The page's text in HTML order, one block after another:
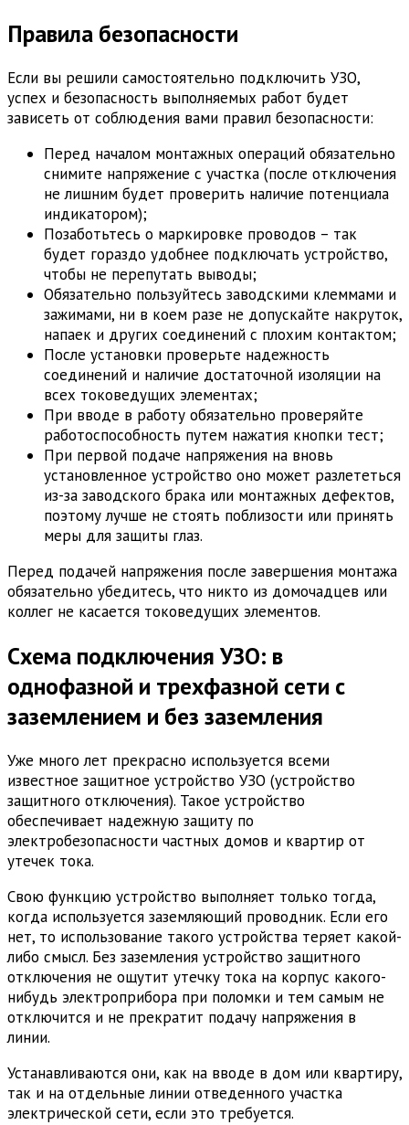
Правила безопасности
Если вы решили самостоятельно подключить УЗО,
успех и безопасность выполняемых работ будет
зависеть от соблюдения вами правил безопасности:
Перед началом монтажных операций обязательно
снимите напряжение с участка (после отключения
не лишним будет проверить наличие потенциала
индикатором);
Позаботьтесь о маркировке проводов – так
будет гораздо удобнее подключать устройство,
чтобы не перепутать выводы;
Обязательно пользуйтесь заводскими клеммами и
зажимами, ни в коем разе не допускайте накруток,
напаек и других соединений с плохим контактом;
После установки проверьте надежность
соединений и наличие достаточной изоляции на
всех токоведущих элементах;
При вводе в работу обязательно проверяйте
работоспособность путем нажатия кнопки тест;
При первой подаче напряжения на вновь
установленное устройство оно может разлететься
из-за заводского брака или монтажных дефектов,
поэтому лучше не стоять поблизости или принять
меры для защиты глаз.
Перед подачей напряжения после завершения монтажа
обязательно убедитесь, что никто из домочадцев или
коллег не касается токоведущих элементов.
Схема подключения УЗО: в
однофазной и трехфазной сети с
заземлением и без заземления
Уже много лет прекрасно используется всеми
известное защитное устройство УЗО (устройство
защитного отключения). Такое устройство
обеспечивает надежную защиту по
электробезопасности частных домов и квартир от
утечек тока.
Свою функцию устройство выполняет только тогда,
когда используется заземляющий проводник. Если его
нет, то использование такого устройства теряет какой-
либо смысл. Без заземления устройство защитного
отключения не ощутит утечку тока на корпус какого-
нибудь электроприбора при поломки и тем самым не
отключится и не прекратит подачу напряжения в
линии.
Устанавливаются они, как на вводе в дом или квартиру,
так и на отдельные линии отведенного участка
электрической сети, если это требуется.